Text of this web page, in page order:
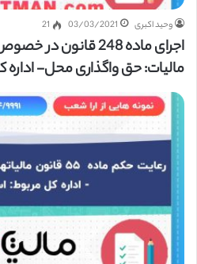
وحید اکبری 03/03/2021
21
اجرای ماده 248
مالیات: حق واگذاری محل-